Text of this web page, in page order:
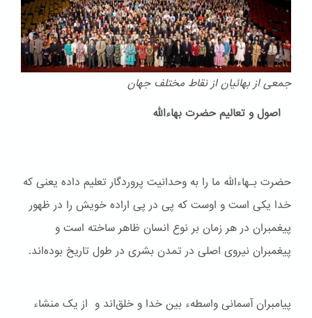
جمعی از بهائیان از نقاط مختلف جهان
اصول و تعالیم حضرت بهاءالله
حضرت بـهاءالله ما را به وحدانیت پروردگار تعلیم داده یعنی که
خدا یکی است و اوست که پی در پی اراده خویش را در ظهور
پیغمبران در هر زمان بر نوع انسان ظاهر ساخته است و
پیغمبران نیروی اصلی در تمدن بشری در طول تاریخ بوده‌اند.
پیامبران آسمانی واسطهء بین خدا و خلق‌اند و از یک منشاء